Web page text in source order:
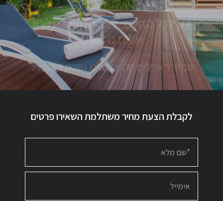
עמיד באקלים הקשה ואינו נסדק ומתפצל
לקבלת הצעת מחיר משתלמת השאירו פרטים